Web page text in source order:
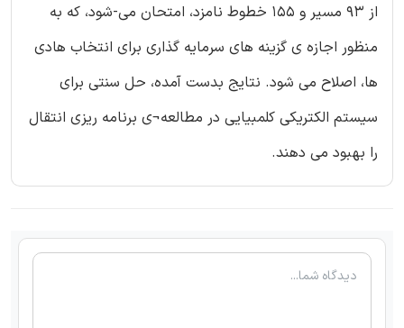
از 93 مسیر و 155 خطوط نامزد، امتحان می-شود، که به
منظور اجازه ی گزینه های سرمایه گذاری برای انتخاب هادی
ها، اصلاح می شود. نتایج بدست آمده، حل سنتی برای
سیستم الکتریکی کلمبیایی در مطالعه¬ی برنامه ریزی انتقال
را بهبود می دهند.